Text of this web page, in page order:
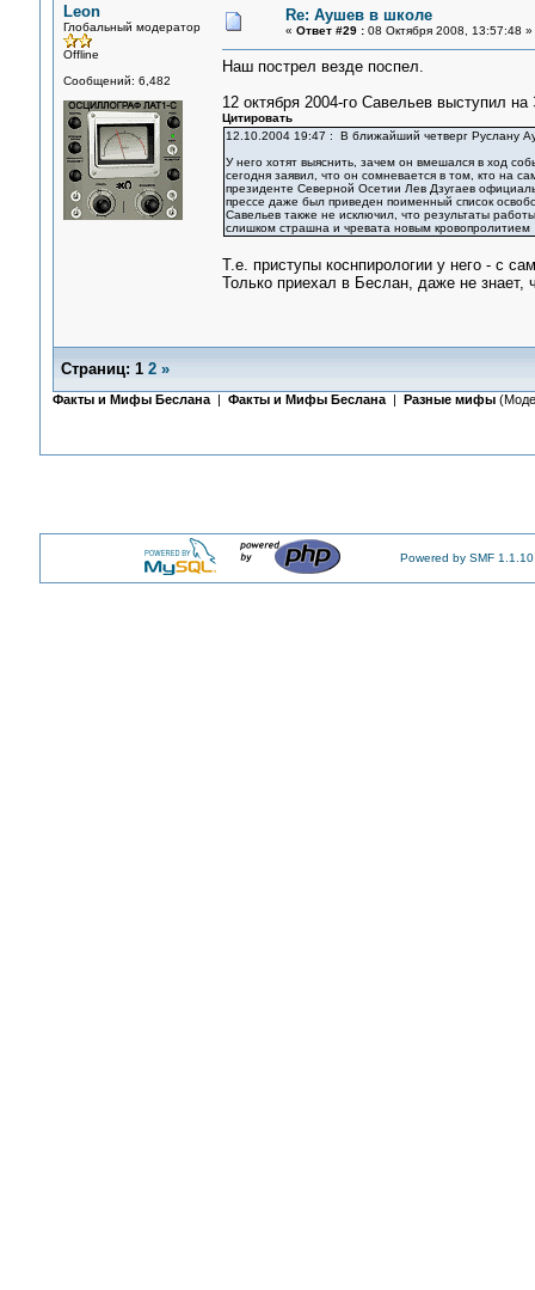
Leon
Глобальный модератор
Offline
Сообщений: 6,482
Re: Аушев в школе
« Ответ #29 :08 Октября 2008, 13:57:48 »
Наш пострел везде поспел.
12 октября 2004-го Савельев выступил на
Цитировать
12.10.2004 19:47 : В ближайший четверг Руслану
У него хотят выяснить, зачем он вмешался в ход
сегодня заявил, что он сомневается в том, кто на
президенте Северной Осетии Лев Дзугаев
прессе даже был приведен поименный список
Савельев также не исключил, что результаты
слишком страшна и чревата новым кровопролитием
Т.е. приступы коснпирологии у него - с
Только приехал в Беслан, даже не знает,
Страниц: 1 2 »
Факты и Мифы Беслана| Факты и Мифы Беслана| Разные мифы
Powered by SMF 1.1.10